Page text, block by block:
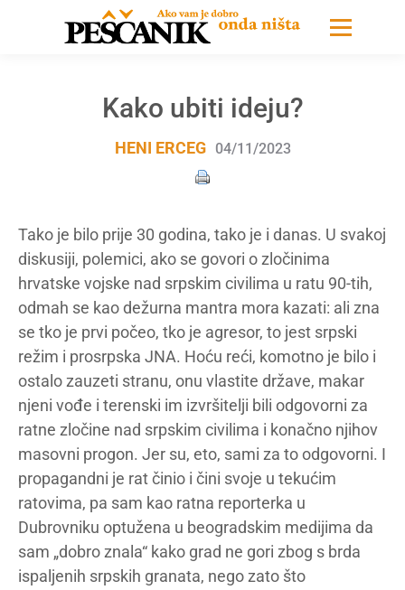
Kako ubiti ideju?
HENI ERCEG 04/11/2023
Tako je bilo prije 30 godina, tako je i danas. U svakoj
diskusiji, polemici, ako se govori o zločinima
hrvatske vojske nad srpskim civilima u ratu 90-tih,
odmah se kao dežurna mantra mora kazati: ali zna
se tko je prvi počeo, tko je agresor, to jest srpski
režim i prosrpska JNA. Hoću reći, komotno je bilo i
ostalo zauzeti stranu, onu vlastite države, makar
njeni vođe i terenski im izvršitelji bili odgovorni za
ratne zločine nad srpskim civilima i konačno njihov
masovni progon. Jer su, eto, sami za to odgovorni. I
propagandni je rat činio i čini svoje u tekućim
ratovima, pa sam kao ratna reporterka u
Dubrovniku optužena u beogradskim medijima da
sam „dobro znala“ kako grad ne gori zbog s brda
ispaljenih srpskih granata, nego zato što